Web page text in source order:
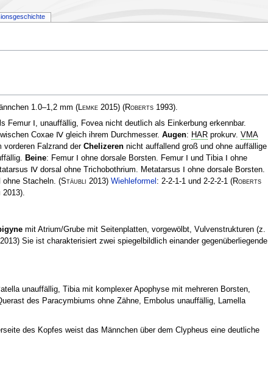
1.0–1,2 mm (Lemke2015) (Roberts1993).
Femur Ⅰ, unauffällig, Fovea nicht deutlich als Einkerbung erkennbar.
Coxae Ⅳ gleich ihrem Durchmesser. Augen: HARprokurv. VMA
vorderen Falzrand der Chelizerennicht auffallend groß und ohne auffällige
Beine: Femur Ⅰ ohne dorsale Borsten. Femur Ⅰ und Tibia Ⅰ ohne
Ⅳ dorsal ohne Trichobothrium. Metatarsus Ⅰ ohne dorsale Borsten.
Stacheln. (Stäubli 2013) Wiehleformel : 2-2-1-1 und 2-2-2-1 (Roberts
2013).
mit Atrium/Grube mit Seitenplatten, vorgewölbt, Vulvenstrukturen (z.
2013)Sie ist charakterisiert zwei spiegelbildlich einander gegenüberliegende
unauffällig, Tibia mit komplexer Apophyse mit mehreren Borsten,
des Paracymbiums ohne Zähne, Embolus unauffällig, Lamella
des Kopfes weist das Männchen über dem Clypheus eine deutliche